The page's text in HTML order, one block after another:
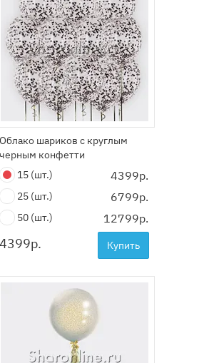
Облако шариков с круглым
черным конфетти
15 (шт.) 4399р.
25 (шт.) 6799р.
50 (шт.) 12799р.
4399р. Купить